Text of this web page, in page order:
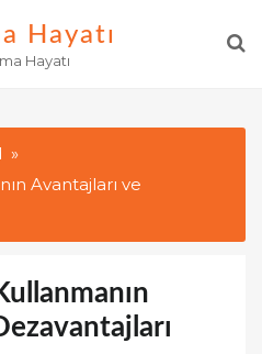
Hayatı
Hayatı
Avantajları ve